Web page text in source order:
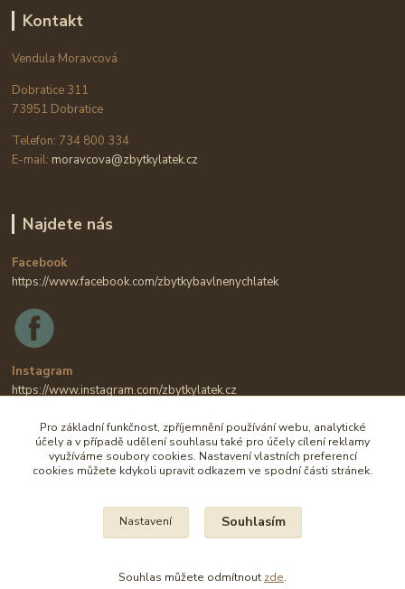
Kontakt
Vendula Moravcová
Dobratice 311
73951 Dobratice
Telefon: 734 800 334
E-mail: moravcova@zbytkylatek.cz
Najdete nás
Facebook
https://www.facebook.com/zbytkybavlnenychlatek
Instagram
https://www.instagram.com/zbytkylatek.cz
Na všechny fotografie se vztahují autorská práva.
Pro základní funkčnost, zpříjemnění používání webu, analytické
účely a v případě udělení souhlasu také pro účely cílení reklamy
využíváme soubory cookies. Nastavení vlastních preferencí
cookies můžete kdykoli upravit odkazem ve spodní části stránek.
Nastavení Souhlasím
Souhlas můžete odmítnout zde.